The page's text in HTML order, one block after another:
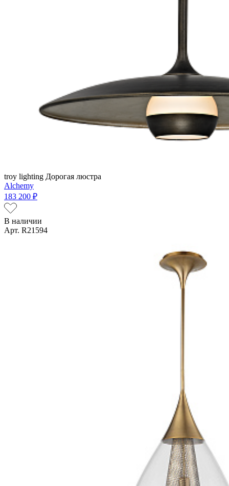
troy lighting Дорогая люстра
Alchemy
183 200 ₽
В наличии
Арт. R21594